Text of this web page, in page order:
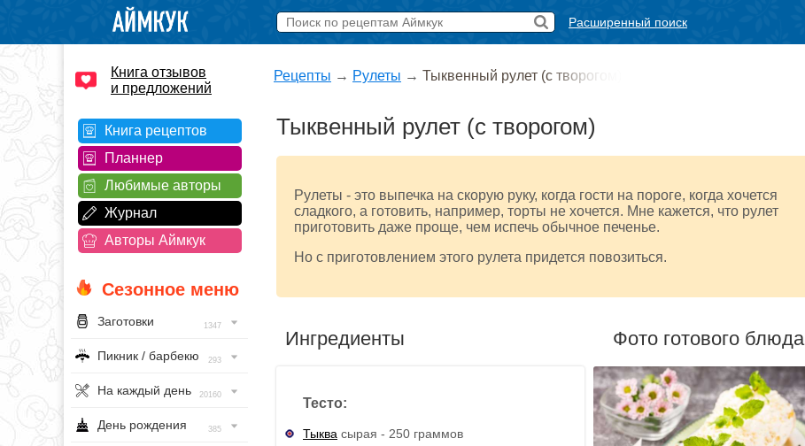
Расширенный поиск
Книга отзывов
и предложений
Книга рецептов
Планнер
Любимые авторы
Журнал
Авторы Аймкук
Сезонное меню
Заготовки 1347
Пикник / барбекю 293
На каждый день 20160
День рождения 385
Рецепты → Рулеты → Тыквенный рулет (с творогом)
Тыквенный рулет (с творогом)
Рулеты - это выпечка на скорую руку, когда гости на пороге, когда хочется
сладкого, а готовить, например, торты не хочется. Мне кажется, что рулет
приготовить даже проще, чем испечь обычное печенье.
Но с приготовлением этого рулета придется повозиться.
Ингредиенты
Тесто:
Тыква сырая - 250 граммов
Фото готового блюда